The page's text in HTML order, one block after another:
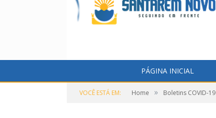
PÁGINA INICIAL
VOCÊ ESTÁ EM: Home » Boletins COVID-19